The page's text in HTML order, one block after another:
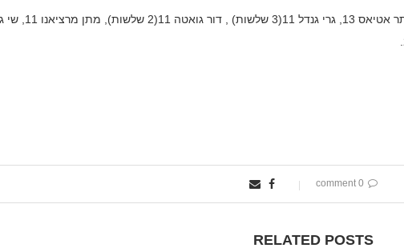
קולעי הנקודות: גיא שינדלר 14 נקודות (2 שלשות), יותר אטיאס 13,
0 comment
RELATED POSTS